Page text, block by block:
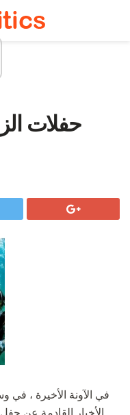
حفلات
في الآونة الأخيرة ، في